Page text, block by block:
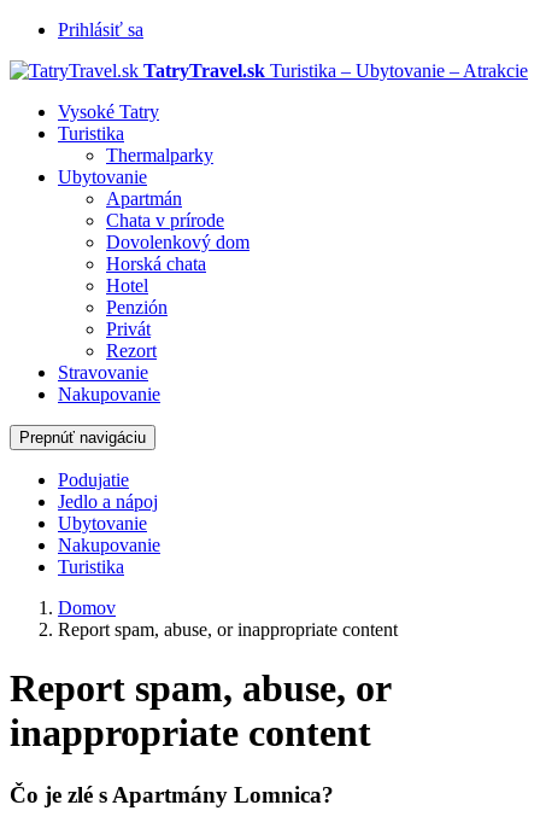
Prihlásiť sa
TatryTravel.sk Turistika – Ubytovanie – Atrakcie
Vysoké Tatry
Turistika
Thermalparky
Ubytovanie
Apartmán
Chata v prírode
Dovolenkový dom
Horská chata
Hotel
Penzión
Privát
Rezort
Stravovanie
Nakupovanie
Prepnúť navigáciu
Podujatie
Jedlo a nápoj
Ubytovanie
Nakupovanie
Turistika
Domov
Report spam, abuse, or inappropriate content
Report spam, abuse, or
inappropriate content
Čo je zlé s Apartmány Lomnica?